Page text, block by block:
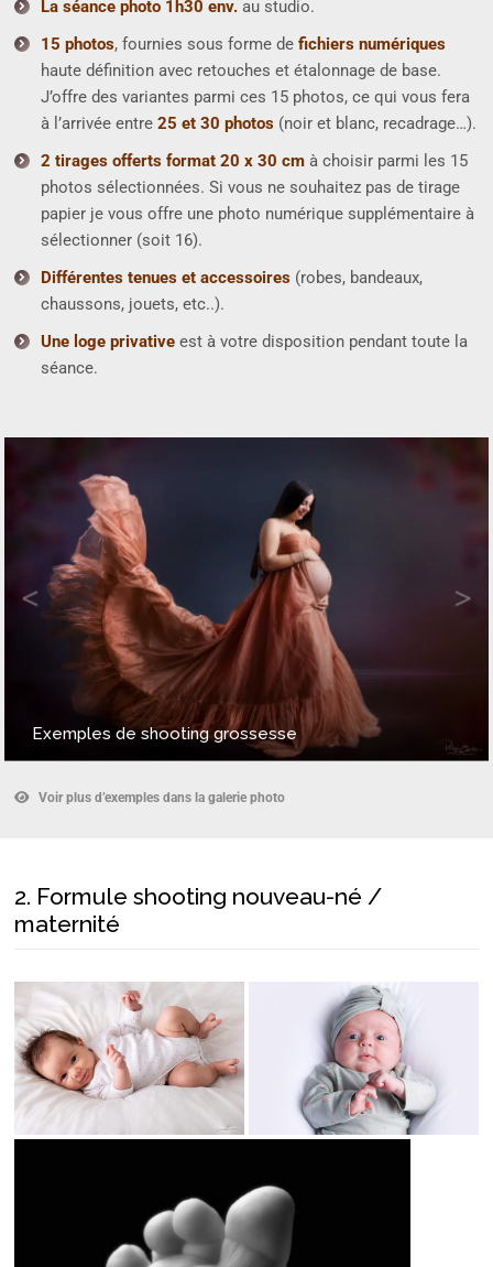
La séance photo 1h30 env.au studio.
15 photos, fournies sous forme de fichiers numériques
haute définition avec retouches et étalonnage de base.
J’offre des variantes parmi ces 15 photos, ce qui vous fera
à l’arrivée entre 25 et 30 photos(noir et blanc, recadrage…).
2 tirages offerts format 20 x 30 cm à choisir parmi les 15
photos sélectionnées. Si vous ne souhaitez pas de tirage
papier je vous offre une photo numérique supplémentaire à
sélectionner (soit 16).
Différentes tenues et accessoires(robes, bandeaux,
chaussons, jouets, etc..).
Une loge privativeest à votre disposition pendant toute la
séance.
Exemples de shooting grossesse
Voir plus d’exemples dans la galerie photo
2. Formule shooting nouveau-né /
maternité